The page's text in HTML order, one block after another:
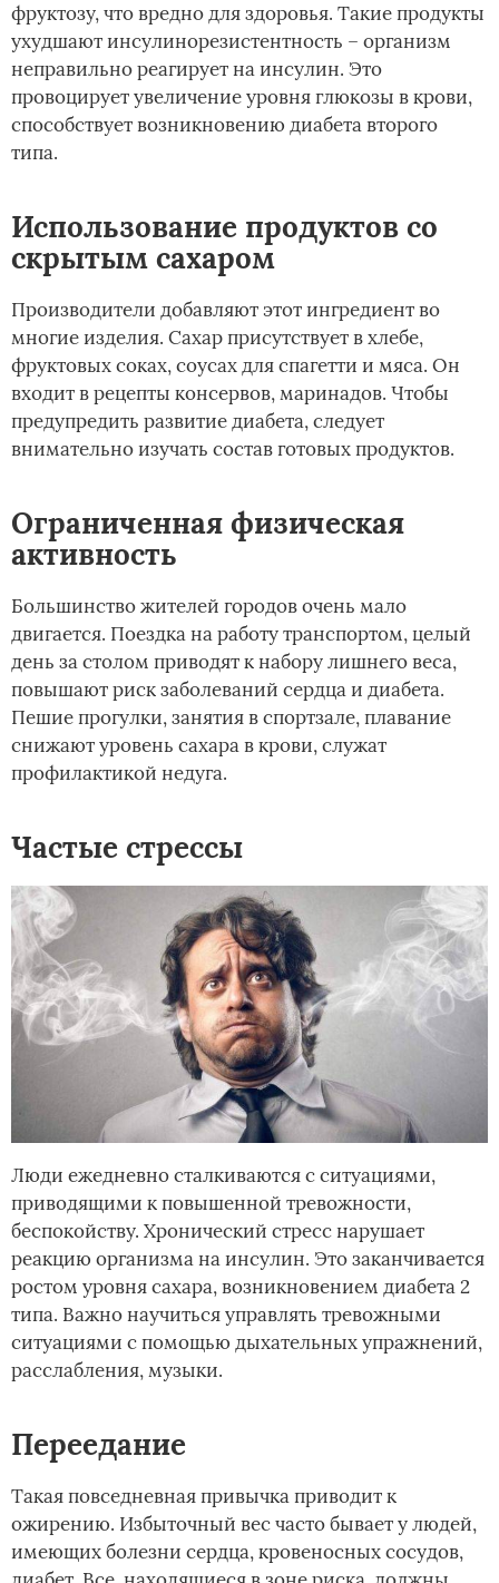
фруктозу, что вредно для здоровья. Такие продукты
ухудшают инсулинорезистентность – организм
неправильно реагирует на инсулин. Это
провоцирует увеличение уровня глюкозы в крови,
способствует возникновению диабета второго
типа.
Использование продуктов со
скрытым сахаром
Производители добавляют этот ингредиент во
многие изделия. Сахар присутствует в хлебе,
фруктовых соках, соусах для спагетти и мяса. Он
входит в рецепты консервов, маринадов. Чтобы
предупредить развитие диабета, следует
внимательно изучать состав готовых продуктов.
Ограниченная физическая
активность
Большинство жителей городов очень мало
двигается. Поездка на работу транспортом, целый
день за столом приводят к набору лишнего веса,
повышают риск заболеваний сердца и диабета.
Пешие прогулки, занятия в спортзале, плавание
снижают уровень сахара в крови, служат
профилактикой недуга.
Частые стрессы
Люди ежедневно сталкиваются с ситуациями,
приводящими к повышенной тревожности,
беспокойству. Хронический стресс нарушает
реакцию организма на инсулин. Это заканчивается
ростом уровня сахара, возникновением диабета 2
типа. Важно научиться управлять тревожными
ситуациями с помощью дыхательных упражнений,
расслабления, музыки.
Переедание
Такая повседневная привычка приводит к
ожирению. Избыточный вес часто бывает у людей,
имеющих болезни сердца, кровеносных сосудов,